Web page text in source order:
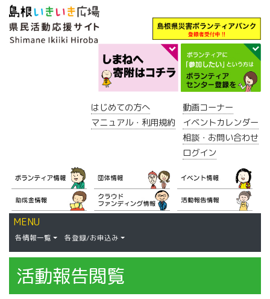
はじめての方へ
マニュアル・利用規約
動画コーナー
イベントカレンダー
相談・お問い合わせ
ログイン
MENU
各情報一覧 各登録/お申込み
活動報告閲覧